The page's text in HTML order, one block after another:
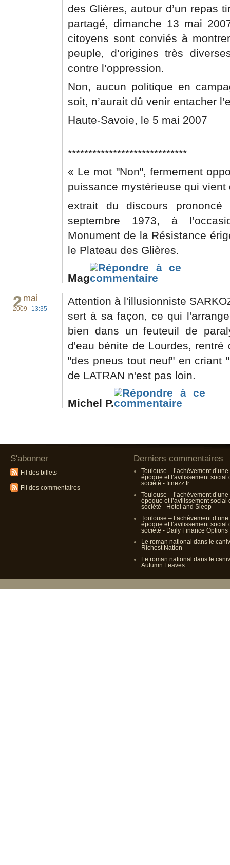
des Glières, autour d’un repas
partagé, dimanche 13 mai
citoyens sont conviés à
peuple, d’origines très
contre l’oppression.
Non, aucun politique en
soit, n’aurait dû venir entacher
Haute-Savoie, le 5 mai 2007
*****************************
« Le mot "Non", fermement
puissance mystérieuse qui
extrait du discours
septembre 1973, à
Monument de la Résistance
le Plateau des Glières.
Mag
2mai
2009 13:35
Attention à l'illusionniste
sert à sa façon, ce qui
bien dans un feuteuil de
d'eau bénite de Lourdes,
"des pneus tout neuf" en criant
de LATRAN n'est pas loin.
Michel P.
S'abonner
Fil des billets
Fil des commentaires
Derniers commentaires
Toulouse – l’achèvement d’une
époque et l’avilissement social
société - fitnezz.fr
Toulouse – l’achèvement d’une
époque et l’avilissement social
société - Hotel and Sleep
Toulouse – l’achèvement d’une
époque et l’avilissement social
société - Daily Finance Options
Le roman national dans le
Richest Nation
Le roman national dans le
Autumn Leaves